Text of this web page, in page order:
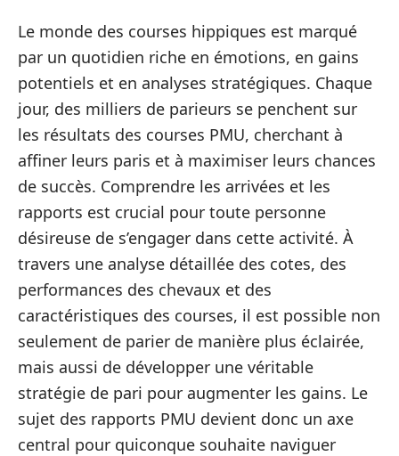
Le monde des courses hippiques est marqué
par un quotidien riche en émotions, en gains
potentiels et en analyses stratégiques. Chaque
jour, des milliers de parieurs se penchent sur
les résultats des courses PMU, cherchant à
affiner leurs paris et à maximiser leurs chances
de succès. Comprendre les arrivées et les
rapports est crucial pour toute personne
désireuse de s’engager dans cette activité. À
travers une analyse détaillée des cotes, des
performances des chevaux et des
caractéristiques des courses, il est possible non
seulement de parier de manière plus éclairée,
mais aussi de développer une véritable
stratégie de pari pour augmenter les gains. Le
sujet des rapports PMU devient donc un axe
central pour quiconque souhaite naviguer